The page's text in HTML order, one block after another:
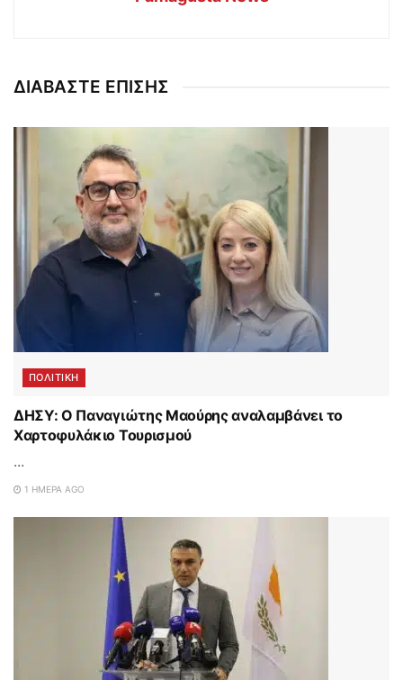
ΔΙΑΒΑΣΤΕ ΕΠΙΣΗΣ
ΠΟΛΙΤΙΚΗ
ΔΗΣΥ: Ο Παναγιώτης Μαούρης αναλαμβάνει το
Χαρτοφυλάκιο Τουρισμού
...
1 ΗΜΈΡΑ AGO